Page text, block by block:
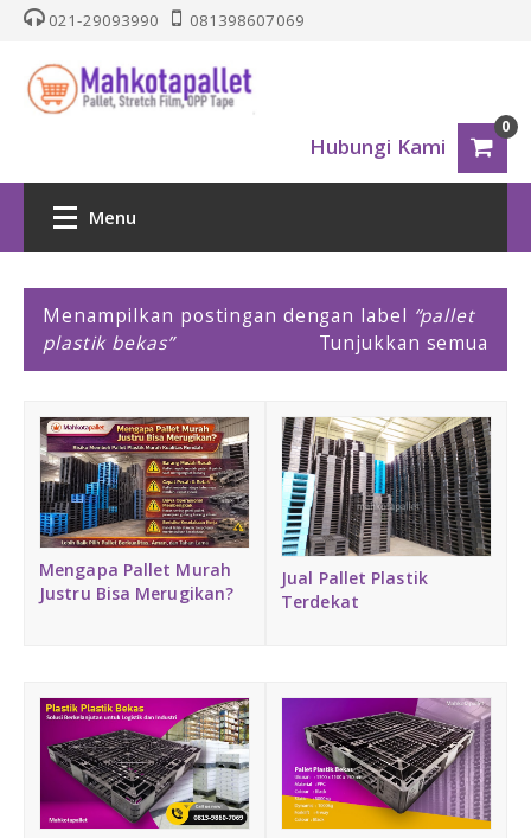
021-29093990 081398607069
Hubungi Kami
0
Menu
HOME
PALLET PLASTIK
Nestable
One Way Series
Medium Duty
PRODUK LAIN
Dunnage Air Bag
Menampilkan postingan dengan label pallet
plastik bekas
Tunjukkan semua
Mengapa Pallet Murah
Justru Bisa Merugikan?
Jual Pallet Plastik
Terdekat